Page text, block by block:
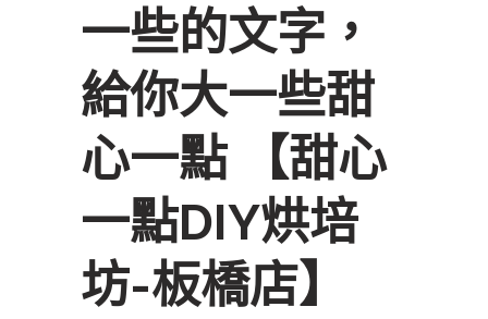
一些的文字，
給你大一些甜
心一點 【甜心
一點DIY烘培
坊-板橋店】